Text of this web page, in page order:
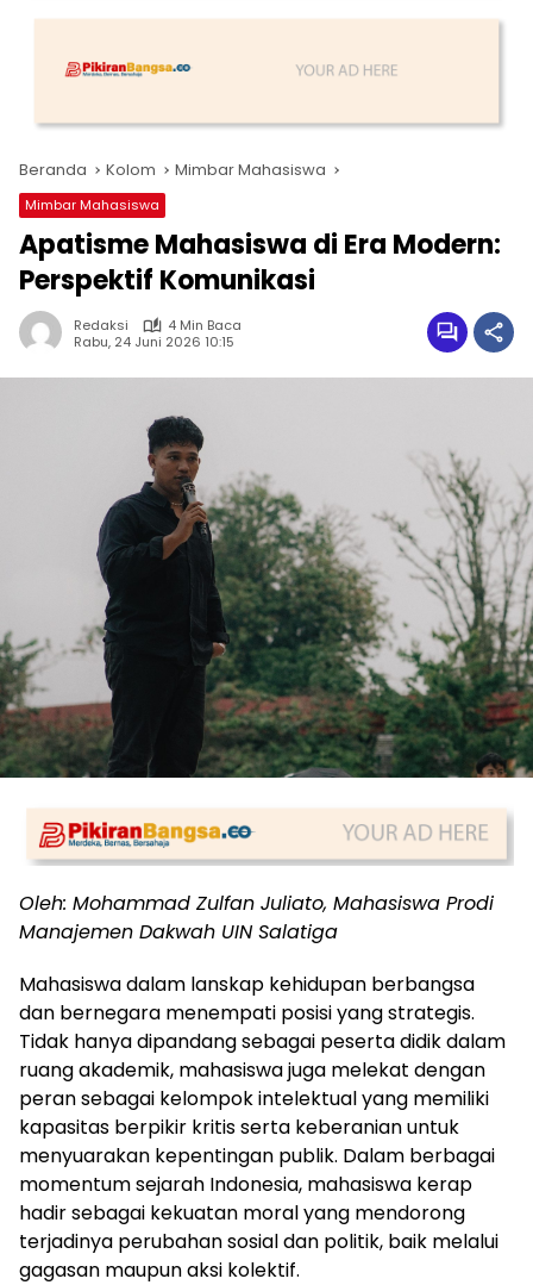
Beranda Kolom Mimbar Mahasiswa
Mimbar Mahasiswa
Apatisme Mahasiswa di Era Modern:
Perspektif Komunikasi
Redaksi
4 Min Baca
Rabu, 24 Juni 2026 10:15
Oleh: Mohammad Zulfan Juliato, Mahasiswa Prodi
Manajemen Dakwah UIN Salatiga
Mahasiswa dalam lanskap kehidupan berbangsa
dan bernegara menempati posisi yang strategis.
Tidak hanya dipandang sebagai peserta didik dalam
ruang akademik, mahasiswa juga melekat dengan
peran sebagai kelompok intelektual yang memiliki
kapasitas berpikir kritis serta keberanian untuk
menyuarakan kepentingan publik. Dalam berbagai
momentum sejarah Indonesia, mahasiswa kerap
hadir sebagai kekuatan moral yang mendorong
terjadinya perubahan sosial dan politik, baik melalui
gagasan maupun aksi kolektif.